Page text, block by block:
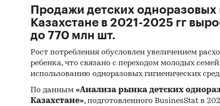
Базы
Продажи детских одноразовых
Казахстане в 2021-2025 гг
до 770 млн шт.
Рост потребления обусловлен увеличением
ребенка, что связано с переходом молодых
использованию одноразовых гигиенических
По данным «Анализа рынка детских
Казахстане», подготовленного BusinesStat в